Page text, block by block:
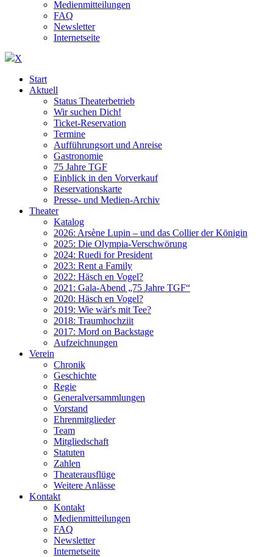
Medienmitteilungen
FAQ
Newsletter
Internetseite
X
Start
Aktuell
Status Theaterbetrieb
Wir suchen Dich!
Ticket-Reservation
Termine
Aufführungsort und Anreise
Gastronomie
75 Jahre TGF
Einblick in den Vorverkauf
Reservationskarte
Presse- und Medien-Archiv
Theater
Katalog
2026: Arsène Lupin – und das Collier der Königin
2025: Die Olympia-Verschwörung
2024: Ruedi for President
2023: Rent a Family
2022: Häsch en Vogel?
2021: Gala-Abend „75 Jahre TGF“
2020: Häsch en Vogel?
2019: Wie wär's mit Tee?
2018: Traumhochziit
2017: Mord on Backstage
Aufzeichnungen
Verein
Chronik
Geschichte
Regie
Generalversammlungen
Vorstand
Ehrenmitglieder
Team
Mitgliedschaft
Statuten
Zahlen
Theaterausflüge
Weitere Anlässe
Kontakt
Kontakt
Medienmitteilungen
FAQ
Newsletter
Internetseite